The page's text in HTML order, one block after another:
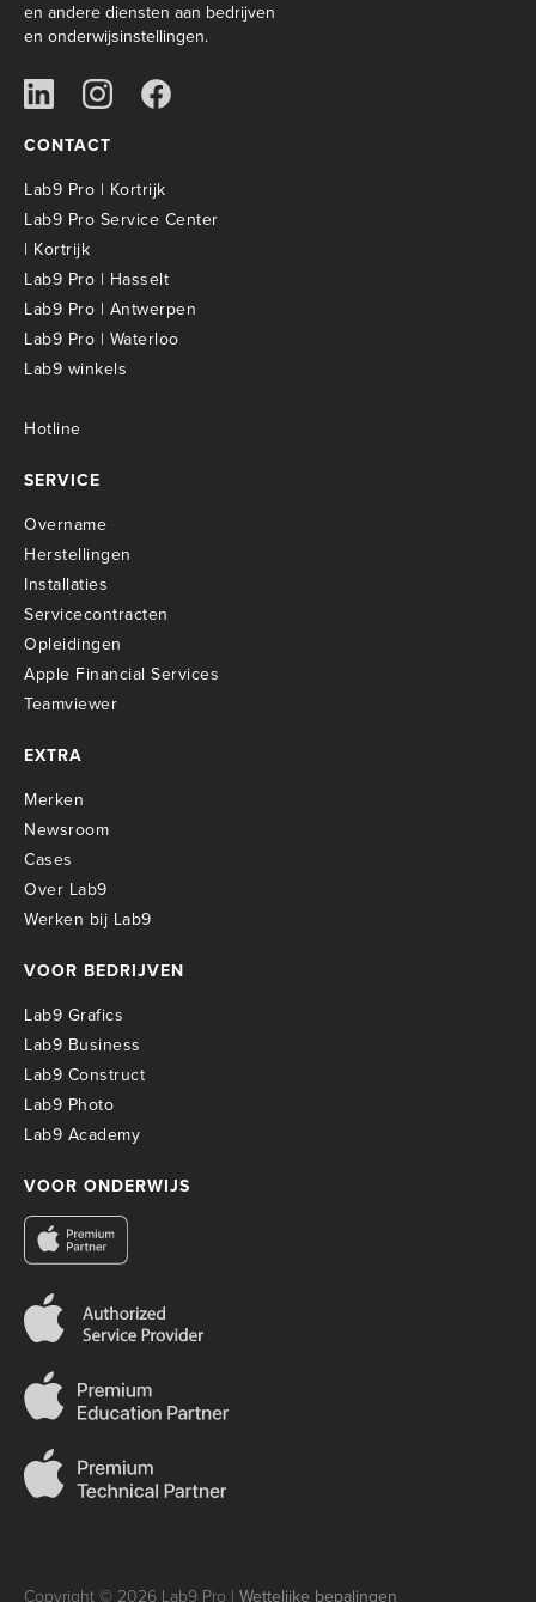
en andere diensten aan bedrijven
en onderwijsinstellingen.
CONTACT
Lab9 Pro | Kortrijk
Lab9 Pro Service Center
| Kortrijk
Lab9 Pro | Hasselt
Lab9 Pro | Antwerpen
Lab9 Pro | Waterloo
Lab9 winkels
Hotline
SERVICE
Overname
Herstellingen
Installaties
Servicecontracten
Opleidingen
Apple Financial Services
Teamviewer
EXTRA
Merken
Newsroom
Cases
Over Lab9
Werken bij Lab9
VOOR BEDRIJVEN
Lab9 Grafics
Lab9 Business
Lab9 Construct
Lab9 Photo
Lab9 Academy
VOOR ONDERWIJS
Copyright © 2026 Lab9 Pro | Wettelijke bepalingen